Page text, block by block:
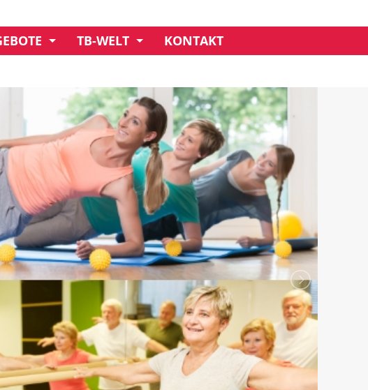
TB-WELT
GESCHÄFTSSTELLE
MITGLIEDSCHAFT
IMPRESSIONEN
VORSTAND
CLUBHAUS
KONTAKT